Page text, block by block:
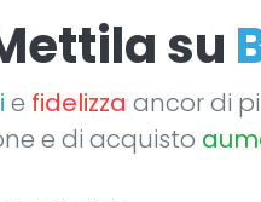
su
e fidelizza ancor di
e di acquisto